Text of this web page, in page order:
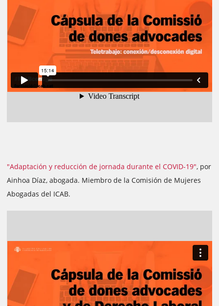
"Adaptación y reducción de jornada durante el COVID-19", por
Ainhoa Díaz, abogada. Miembro de la Comisión de Mujeres
Abogadas del ICAB.